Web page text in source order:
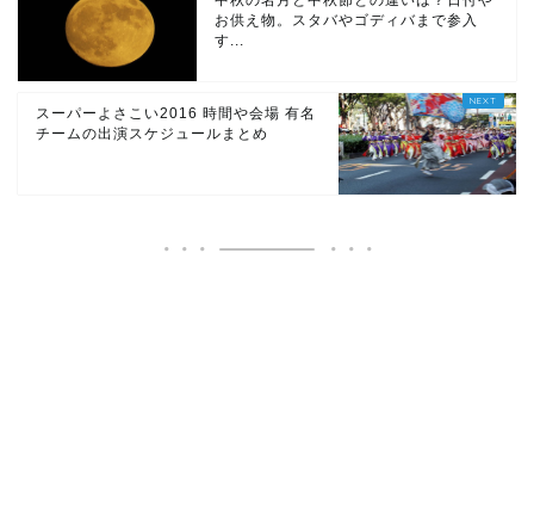
お供え物。スタバやゴディバまで参入
す...
スーパーよさこい2016 時間や会場 有名
チームの出演スケジュールまとめ